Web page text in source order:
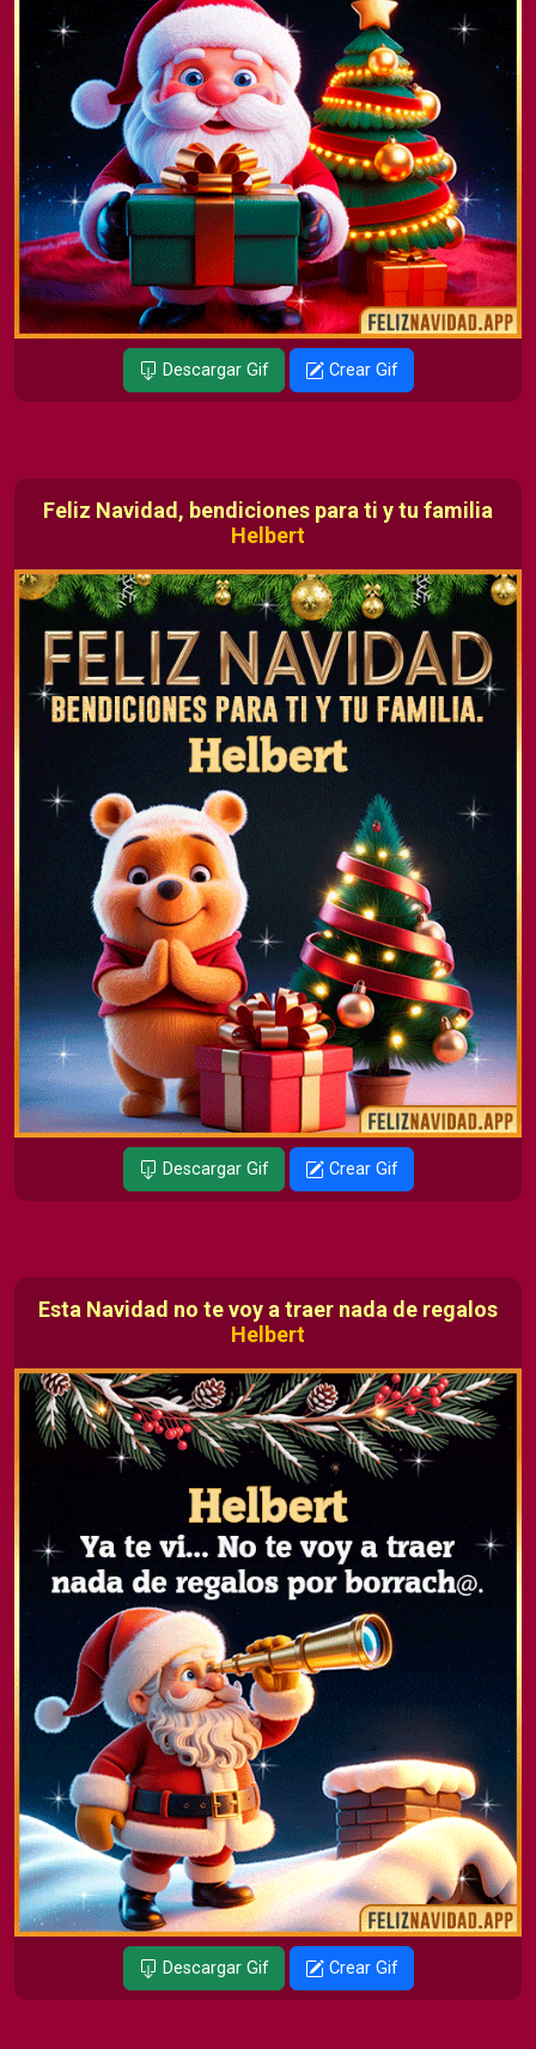
Descargar Gif Crear Gif
Feliz Navidad, bendiciones para ti y tu familia
Helbert
Descargar Gif Crear Gif
Esta Navidad no te voy a traer nada de regalos
Helbert
Descargar Gif Crear Gif